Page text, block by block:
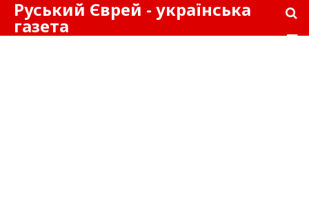
Руський Єврей - українська
газета